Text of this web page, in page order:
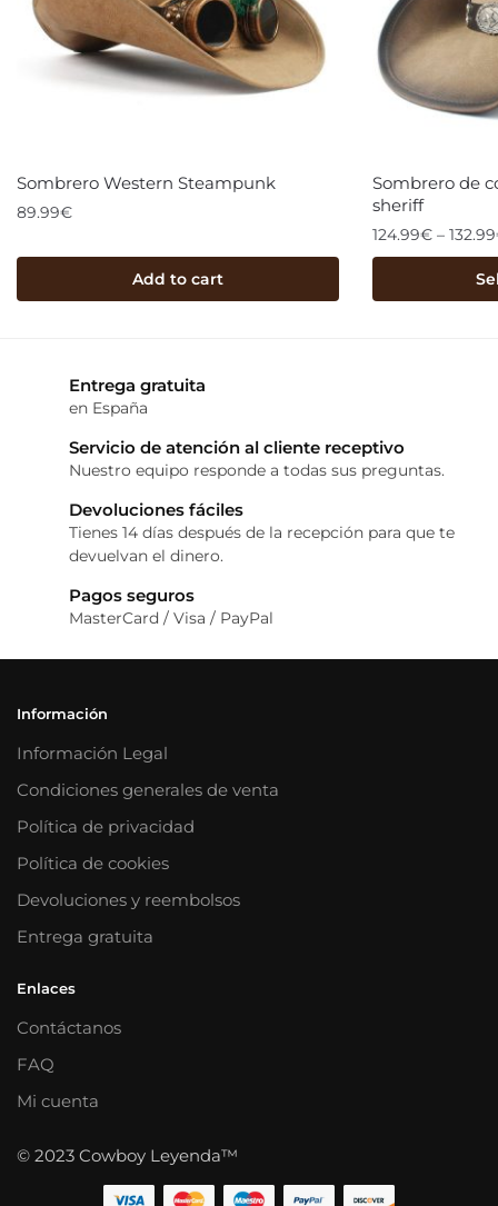
Sombrero Western Steampunk
89.99€
Add to cart
Sombrero de
sheriff
124.99€ – 132.99
Entrega gratuita
en España
Servicio de atención al cliente receptivo
Nuestro equipo responde a todas sus preguntas.
Devoluciones fáciles
Tienes 14 días después de la recepción para que te
devuelvan el dinero.
Pagos seguros
MasterCard / Visa / PayPal
Información
Información Legal
Condiciones generales de venta
Política de privacidad
Política de cookies
Devoluciones y reembolsos
Entrega gratuita
Enlaces
Contáctanos
FAQ
Mi cuenta
© 2023 Cowboy Leyenda™